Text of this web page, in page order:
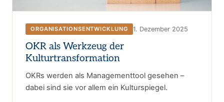
ORGANISATIONSENTWICKLUNG 1. Dezember 2025
OKR als Werkzeug der
Kulturtransformation
OKRs werden als Managementtool gesehen –
dabei sind sie vor allem ein Kulturspiegel.